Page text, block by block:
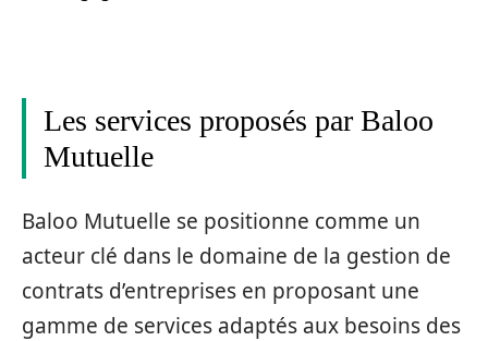
Les services proposés par Baloo
Mutuelle
Baloo Mutuelle se positionne comme un
acteur clé dans le domaine de la gestion de
contrats d’entreprises en proposant une
gamme de services adaptés aux besoins des